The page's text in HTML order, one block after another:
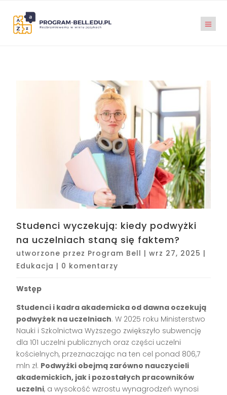
Studenci wyczekują: kiedy podwyżki
na uczelniach staną się faktem?
utworzone przez Program Bell |wrz 27, 2025 |
Edukacja | 0 komentarzy
Wstęp
Studenci i kadra akademicka od dawna oczekują
podwyżek na uczelniach. W 2025 roku Ministerstwo
Nauki i Szkolnictwa Wyższego zwiększyło subwencję
dla 101 uczelni publicznych oraz części uczelni
kościelnych, przeznaczając na ten cel ponad 806,7
mln zł. Podwyżki obejmą zarówno nauczycieli
akademickich, jak i pozostałych pracowników
uczelni, a wysokość wzrostu wynagrodzeń wynosi